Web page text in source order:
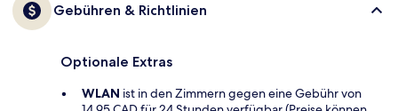
Gebühren & Richtlinien
Optionale Extras
WLAN ist in den Zimmern gegen eine Gebühr von